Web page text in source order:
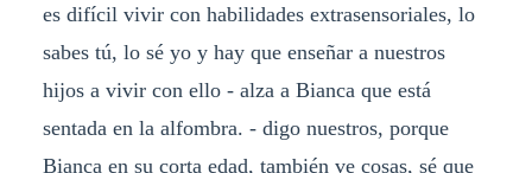
es difícil vivir con habilidades extrasensoriales, lo
sabes tú, lo sé yo y hay que enseñar a nuestros
hijos a vivir con ello - alza a Bianca que está
sentada en la alfombra. - digo nuestros, porque
Bianca en su corta edad, también ve cosas, sé que